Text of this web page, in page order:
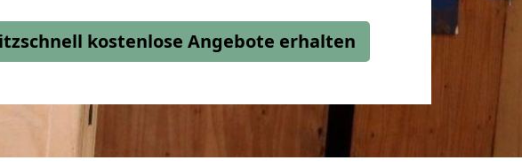
kostenlose Angebote erhalten